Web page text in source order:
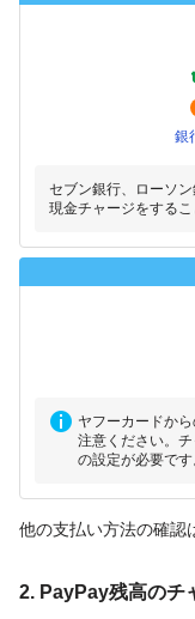
銀
セブン銀行、ローソ
現金チャージをするこ
ヤフーカードから
注意ください。チ
の設定が必要です
他の支払い方法の確認
2. PayPay残高のチ